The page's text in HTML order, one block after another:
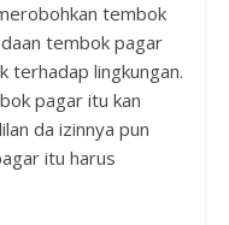
tembok
tembok pagar
lingkungan.
pagar itu kan
da izinnya pun
itu harus